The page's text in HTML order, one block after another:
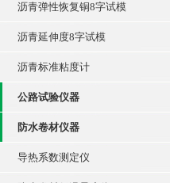
沥青弹性恢复铜8字试模
沥青延伸度8字试模
沥青标准粘度计
公路试验仪器
防水卷材仪器
导热系数测定仪